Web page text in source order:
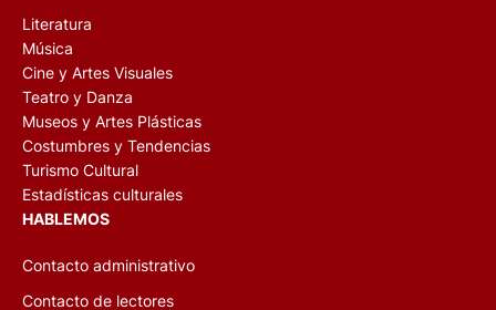
Literatura
Música
Cine y Artes Visuales
Teatro y Danza
Museos y Artes Plásticas
Costumbres y Tendencias
Turismo Cultural
Estadísticas culturales
HABLEMOS
Contacto administrativo
Contacto de lectores